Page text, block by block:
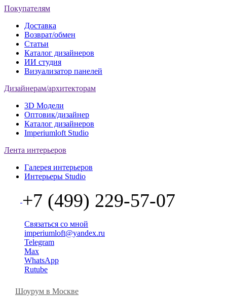
Покупателям
Доставка
Возврат/обмен
Статьи
Каталог дизайнеров
ИИ студия
Визуализатор панелей
Дизайнерам/архитекторам
3D Модели
Оптовик/дизайнер
Каталог дизайнеров
Imperiumloft Studio
Лента интерьеров
Галерея интерьеров
Интерьеры Studio
+7 (499) 229-57-07
Связаться со мной
imperiumloft@yandex.ru
Telegram
Max
WhatsApp
Rutube
Шоурум в Москве